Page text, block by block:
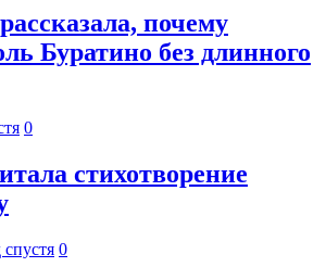
почему
Буратино без длинного
0
стихотворение
спустя 0